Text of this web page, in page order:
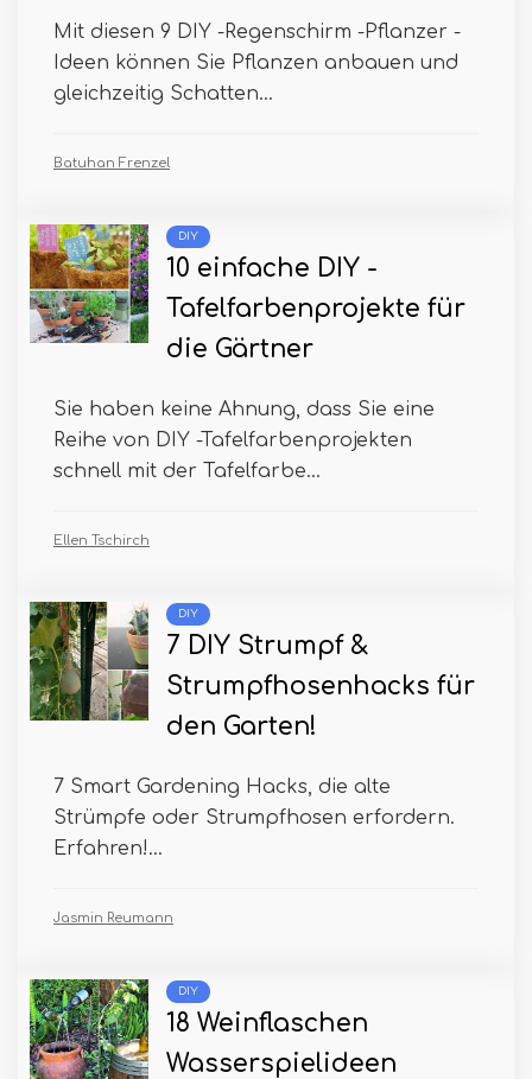
Mit diesen 9 DIY -Regenschirm -Pflanzer -
Ideen können Sie Pflanzen anbauen und
gleichzeitig Schatten...
Batuhan Frenzel
DIY
10 einfache DIY -
Tafelfarbenprojekte für
die Gärtner
Sie haben keine Ahnung, dass Sie eine
Reihe von DIY -Tafelfarbenprojekten
schnell mit der Tafelfarbe...
Ellen Tschirch
DIY
7 DIY Strumpf &
Strumpfhosenhacks für
den Garten!
7 Smart Gardening Hacks, die alte
Strümpfe oder Strumpfhosen erfordern.
Erfahren!...
Jasmin Reumann
DIY
18 Weinflaschen
Wasserspielideen